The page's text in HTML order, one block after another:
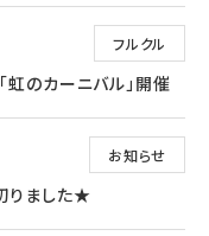
フルクル
虹のカーニバル」開催
お知らせ
りました★